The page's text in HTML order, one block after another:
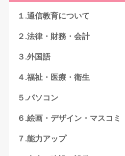
１.通信教育について
２.法律・財務・会計
３.外国語
４.福祉・医療・衛生
５.パソコン
６.絵画・デザイン・マスコミ
７.能力アップ